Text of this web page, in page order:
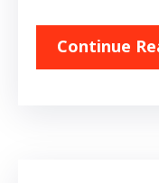
Continue